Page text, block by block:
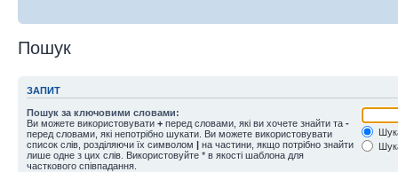
Пошук
ЗАПИТ
Пошук за ключовими словами:
Ви можете використовувати + перед словами, які ви хочете знайти та -
перед словами, які непотрібно шукати. Ви можете використовувати
список слів, розділяючи їх символом | на частини, якщо потрібно знайти
лише одне з цих слів. Використовуйте * в якості шаблона для
часткового співпадання.